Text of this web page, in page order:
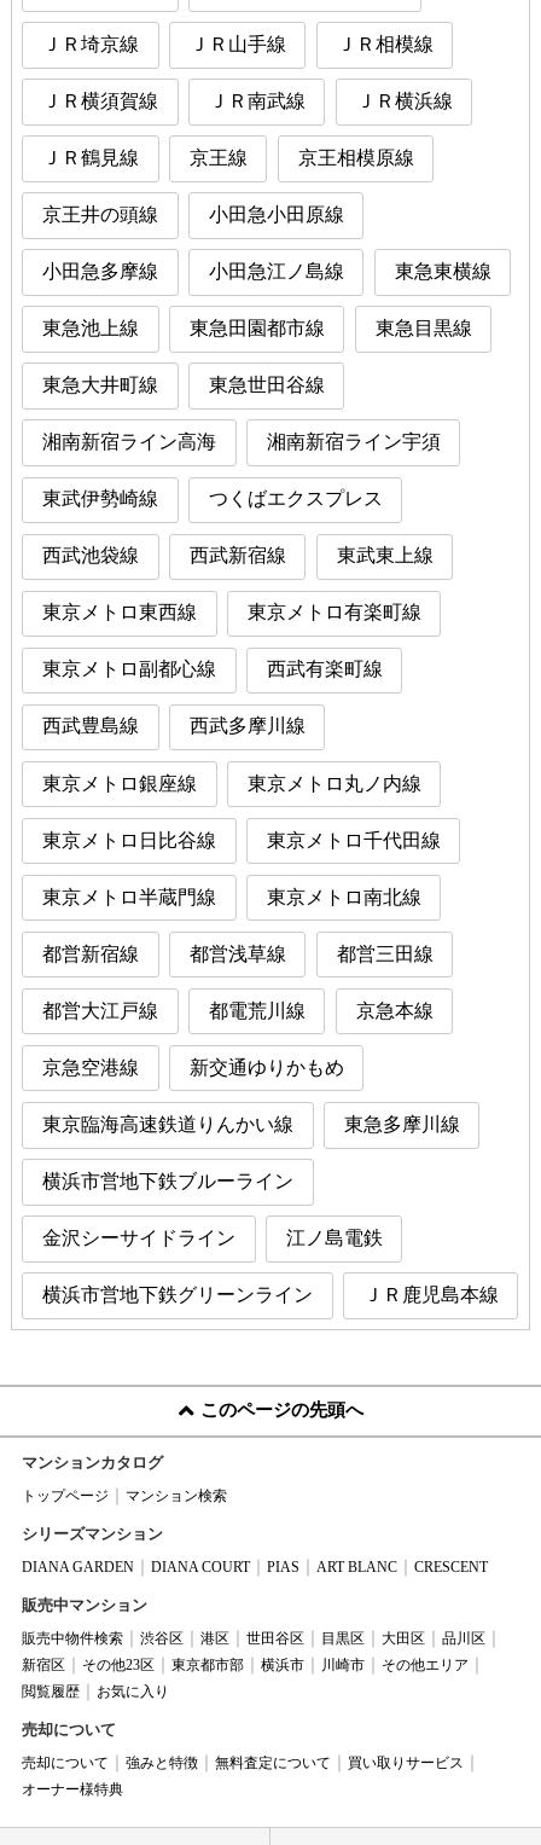
ＪＲ埼京線 ＪＲ山手線 ＪＲ相模線
ＪＲ横須賀線 ＪＲ南武線 ＪＲ横浜線
ＪＲ鶴見線 京王線 京王相模原線
京王井の頭線 小田急小田原線
小田急多摩線 小田急江ノ島線 東急東横線
東急池上線 東急田園都市線 東急目黒線
東急大井町線 東急世田谷線
湘南新宿ライン高海 湘南新宿ライン宇須
東武伊勢崎線 つくばエクスプレス
西武池袋線 西武新宿線 東武東上線
東京メトロ東西線 東京メトロ有楽町線
東京メトロ副都心線 西武有楽町線
西武豊島線 西武多摩川線
東京メトロ銀座線 東京メトロ丸ノ内線
東京メトロ日比谷線 東京メトロ千代田線
東京メトロ半蔵門線 東京メトロ南北線
都営新宿線 都営浅草線 都営三田線
都営大江戸線 都電荒川線 京急本線
京急空港線 新交通ゆりかもめ
東京臨海高速鉄道りんかい線 東急多摩川線
横浜市営地下鉄ブルーライン
金沢シーサイドライン 江ノ島電鉄
横浜市営地下鉄グリーンライン ＪＲ鹿児島本線
このページの先頭へ
マンションカタログ
トップページ マンション検索
シリーズマンション
DIANA GARDEN DIANA COURT PIAS ART BLANC CRESCENT
販売中マンション
販売中物件検索 渋谷区 港区 世田谷区 目黒区 大田区
品川区
新宿区
その他23区 東京都市部 横浜市 川崎市
その他エリア
閲覧履歴
お気に入り
売却について
売却について 強みと特徴 無料査定について
買い取りサービス
オーナー様特典